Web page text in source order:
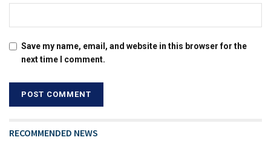
Save my name, email, and website in this browser for the
next time I comment.
RECOMMENDED NEWS